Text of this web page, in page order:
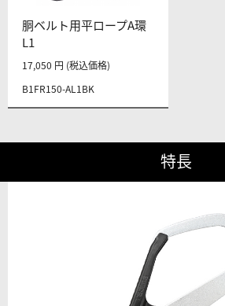
胴ベルト用平ロープA環
L1
B1FR150-AL1BK
17,050 円 (税込価格)
特長